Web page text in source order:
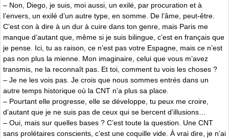
– Non, Diego, je suis, moi aussi, un exilé, par procuration et à
l’envers, un exilé d’un autre type, en somme. De l’âme, peut-être.
C’est con à dire à un dur à cuire dans ton genre, mais Paris me
manque d’autant que, même si je suis bilingue, c’est en français que
je pense. Ici, tu as raison, ce n’est pas votre Espagne, mais ce n’est
pas non plus la mienne. Mon imaginaire, celui que vous m’avez
transmis, ne la reconnaît pas. Et toi, comment tu vois les choses ?
– Je ne les vois pas. Je crois que nous sommes entrés dans un
autre temps historique où la CNT n’a plus sa place.
– Pourtant elle progresse, elle se développe, tu peux me croire,
d’autant que je ne suis pas de ceux qui se bercent d’illusions…
– Oui, mais sur quelles bases ? C’est toute la question. Une CNT
sans prolétaires conscients, c’est une coquille vide. À vrai dire, je n’ai